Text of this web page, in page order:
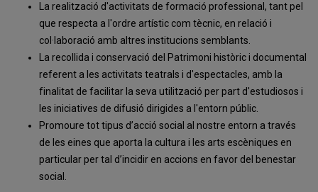
La realització d'activitats de formació professional, tant pel
que respecta a l'ordre artístic com tècnic, en relació i
col·laboració amb altres institucions semblants.
La recollida i conservació del Patrimoni històric i documental
referent a les activitats teatrals i d'espectacles, amb la
finalitat de facilitar la seva utilització per part d'estudiosos i
les iniciatives de difusió dirigides a l'entorn públic.
Promoure tot tipus d’acció social al nostre entorn a través
de les eines que aporta la cultura i les arts escèniques en
particular per tal d’incidir en accions en favor del benestar
social.